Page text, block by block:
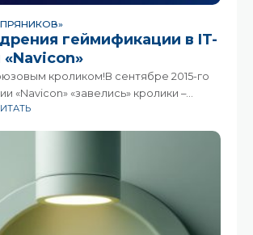
геймификации в IT-
кроликом!В сентябре 2015-го
«Navicon» «завелись» кролики –
с помощью которой сотрудники